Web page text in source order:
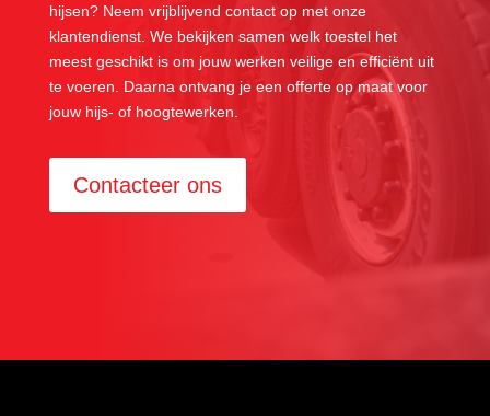
hijsen? Neem vrijblijvend contact op met onze
klantendienst. We bekijken samen welk toestel het
meest geschikt is om jouw werken veilige en efficiënt uit
te voeren. Daarna ontvang je een offerte op maat voor
jouw hijs- of hoogtewerken.
Contacteer ons